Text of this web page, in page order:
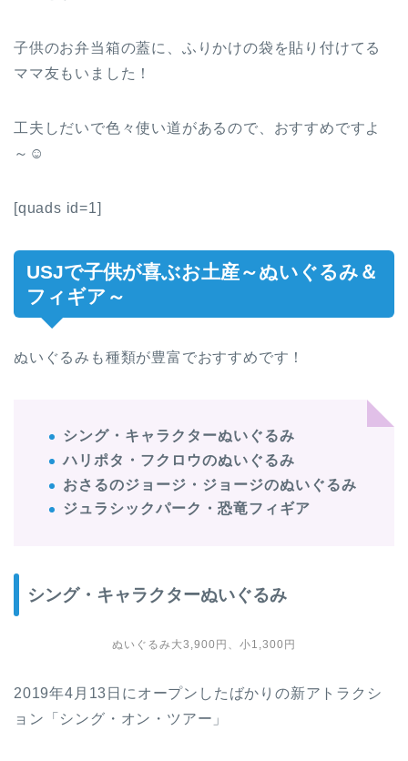
子供のお弁当箱の蓋に、ふりかけの袋を貼り付けてる
ママ友もいました！
工夫しだいで色々使い道があるので、おすすめですよ
～☺
[quads id=1]
USJで子供が喜ぶお土産～ぬいぐるみ＆
フィギア～
ぬいぐるみも種類が豊富でおすすめです！
シング・キャラクターぬいぐるみ
ハリポタ・フクロウのぬいぐるみ
おさるのジョージ・ジョージのぬいぐるみ
ジュラシックパーク・恐竜フィギア
シング・キャラクターぬいぐるみ
ぬいぐるみ大3,900円、小1,300円
2019年4月13日にオープンしたばかりの新アトラクシ
ョン「シング・オン・ツアー」